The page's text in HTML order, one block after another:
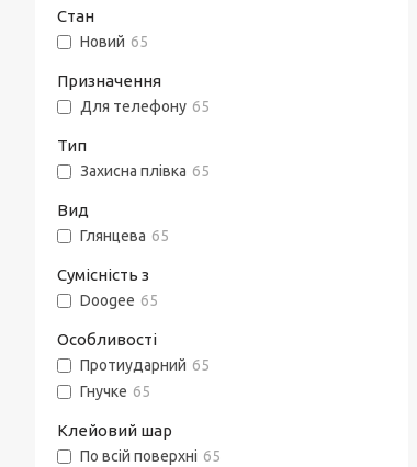
Стан
Новий 65
Призначення
Для телефону 65
Тип
Захисна плівка 65
Вид
Глянцева 65
Сумісність з
Doogee 65
Особливості
Протиударний 65
Гнучке 65
Клейовий шар
По всій поверхні 65